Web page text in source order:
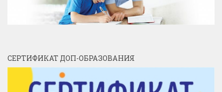
СЕРТИФИКАТ ДОП-ОБРАЗОВАНИЯ